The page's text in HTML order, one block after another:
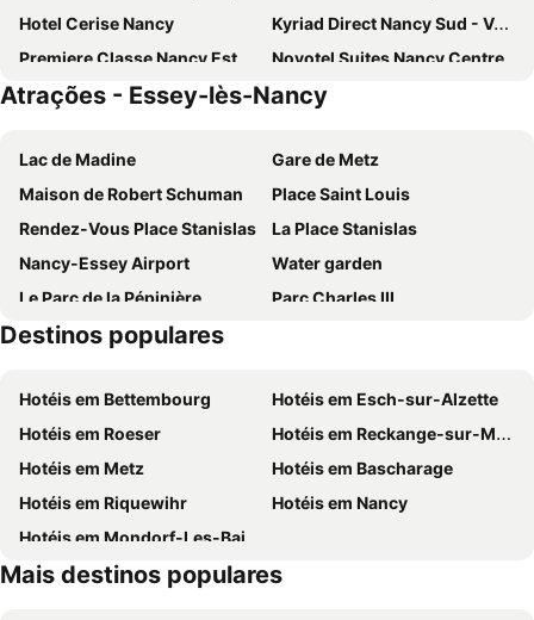
Hotel Cerise Nancy
Kyriad Direct Nancy Sud - Vandoeuvre
Premiere Classe Nancy Est - Essey
Novotel Suites Nancy Centre
ibis budget Nancy Centre
Campanile Nancy Centre - Gare
Hotel Les Portes D'Or
Hotel Foch Nancy Gare
Hotel Revotel
Kosy Appart'hôtels Art'&Facts
In Hotel Nancy Frouard
hotelF1 Nancy Sud
ibis Nancy Brabois
Kyriad Nancy Sud - Ludres
Atrações - Essey-lès-Nancy
Lac de Madine
Gare de Metz
Maison de Robert Schuman
Place Saint Louis
Rendez-Vous Place Stanislas
La Place Stanislas
Nancy-Essey Airport
Water garden
Le Parc de la Pépinière
Parc Charles III
Le Musée du Téléphone
Palais du Gouverneur
Abbaye des Prémontrés
Centre Pompidou-Metz
Marché de Noël à Metz
Les marchés de Noël Place de la République
Maison natale de Jeanne d'Arc
Opéra-Théâtre de Metz
Destinos populares
Hotéis em Bettembourg
Hotéis em Esch-sur-Alzette
Hotéis em Roeser
Hotéis em Reckange-sur-Mess
Hotéis em Metz
Hotéis em Bascharage
Hotéis em Riquewihr
Hotéis em Nancy
Hotéis em Mondorf-Les-Bains
Mais destinos populares